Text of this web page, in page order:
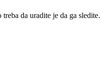
da uradite je da ga sledite.